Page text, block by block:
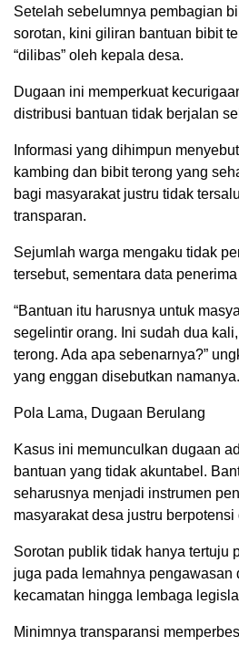
Setelah sebelumnya pembagian
sorotan, kini giliran bantuan bibit
“dilibas” oleh kepala desa.
Dugaan ini memperkuat
distribusi bantuan tidak berjalan
Informasi yang dihimpun
kambing dan bibit terong yang
bagi masyarakat justru tidak
transparan.
Sejumlah warga mengaku tidak
tersebut, sementara data
“Bantuan itu harusnya untuk
segelintir orang. Ini sudah dua
terong. Ada apa sebenarnya?”
yang enggan disebutkan namanya.
Pola Lama, Dugaan Berulang
Kasus ini memunculkan dugaan
bantuan yang tidak akuntabel.
seharusnya menjadi instrumen
masyarakat desa justru
Sorotan publik tidak hanya tertuju
juga pada lemahnya pengawasan
kecamatan hingga lembaga
Minimnya transparansi